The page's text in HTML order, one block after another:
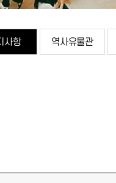
사항 역사유물관